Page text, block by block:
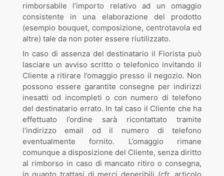
rimborsabile l’importo relativo ad un omaggio
consistente in una elaborazione del prodotto
(esempio bouquet, composizione, centrotavola ed
altre) tale da non poter essere riutilizzato.
In caso di assenza del destinatario il Fiorista può
lasciare un avviso scritto o telefonico invitando il
Cliente a ritirare l’omaggio presso il negozio. Non
possono essere garantite consegne per indirizzi
inesatti od incompleti o con numero di telefono
del destinatario errato. In tal caso il Cliente che ha
effettuato l’ordine sarà ricontattato tramite
l’indirizzo email od il numero di telefono
eventualmente fornito. L’omaggio rimane
comunque a disposizione del Cliente, senza diritto
al rimborso in caso di mancato ritiro o consegna,